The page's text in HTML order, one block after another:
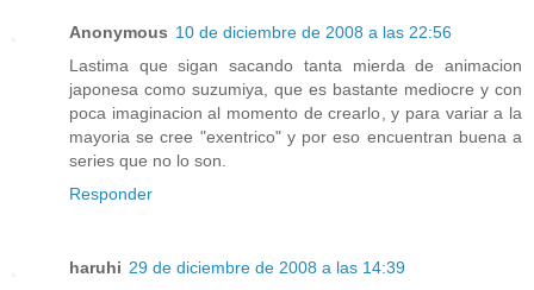
Anonymous 10 de diciembre de 2008 a las 22:56
Lastima que sigan sacando tanta mierda de animacion
japonesa como suzumiya, que es bastante mediocre y con
poca imaginacion al momento de crearlo, y para variar a la
mayoria se cree "exentrico" y por eso encuentran buena a
series que no lo son.
Responder
haruhi 29 de diciembre de 2008 a las 14:39